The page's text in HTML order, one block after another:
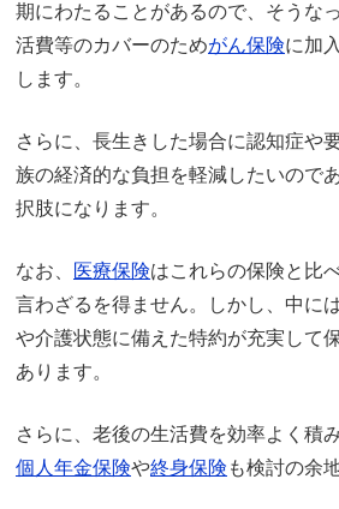
期にわたることがあるので、そうな
活費等のカバーのためがん保険に加
します。
さらに、長生きした場合に認知症や
族の経済的な負担を軽減したいのであ
択肢になります。
なお、 医療保険はこれらの保険と比
言わざるを得ません。しかし、中に
や介護状態に備えた特約が充実して
あります。
さらに、老後の生活費を効率よく積
個人年金保険や終身保険 も検討の余